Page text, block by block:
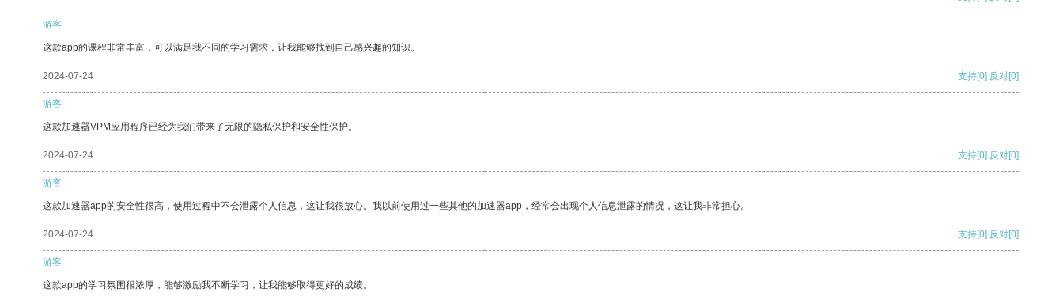
游客
这款app的课程非常丰富，可以满足我不同的学习需求，让我能够找到自己感兴趣的知识。
2024-07-24 支持[0] 反对[0]
游客
这款加速器VPM应用程序已经为我们带来了无限的隐私保护和安全性保护。
2024-07-24 支持[0] 反对[0]
游客
这款加速器app的安全性很高，使用过程中不会泄露个人信息，这让我很放心。我以前使用过一些其他的加速器app，经常会出现个人信息泄露的情况，这让我非常担心。
2024-07-24 支持[0] 反对[0]
游客
这款app的学习氛围很浓厚，能够激励我不断学习，让我能够取得更好的成绩。